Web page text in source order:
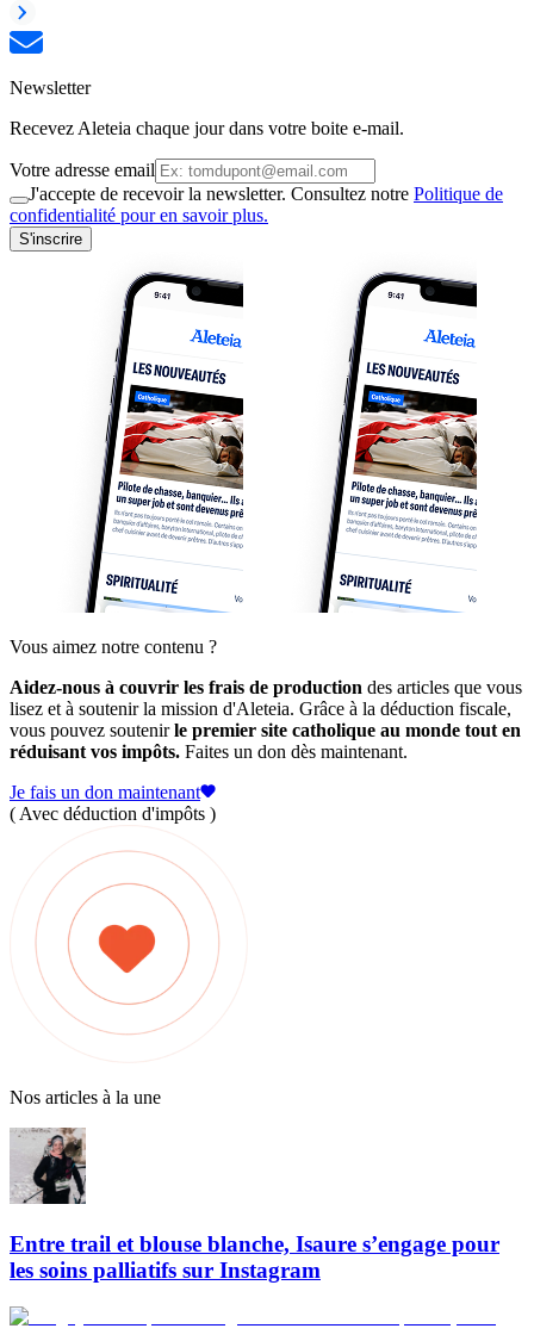
Newsletter
Recevez Aleteia chaque jour dans votre boite e-mail.
Votre adresse email
J'accepte de recevoir la newsletter. Consultez notre Politique de
confidentialité pour en savoir plus.
S'inscrire
Vous aimez notre contenu ?
Aidez-nous à couvrir les frais de production des articles que vous
lisez et à soutenir la mission d'Aleteia. Grâce à la déduction fiscale,
vous pouvez soutenirle premier site catholique au monde tout en
réduisant vos impôts. Faites un don dès maintenant.
Je fais un don maintenant
( Avec déduction d'impôts )
Nos articles à la une
Entre trail et blouse blanche, Isaure s’engage pour
les soins palliatifs sur Instagram